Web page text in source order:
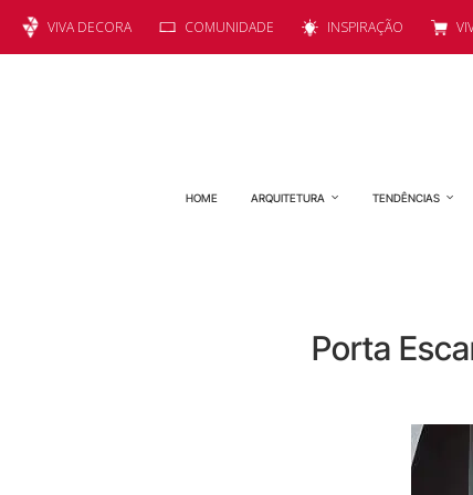
VIVA DECORA COMUNIDADE INSPIRAÇÃO
HOME ARQUITETURA TENDÊNCIAS
Porta